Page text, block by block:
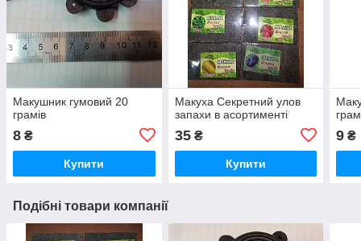
Макушник гумовий 20
грамів
8 ₴
Купити
Макуха Секретний улов
запахи в асортименті
35₴
Купити
9 ₴
Подібні товари компанії